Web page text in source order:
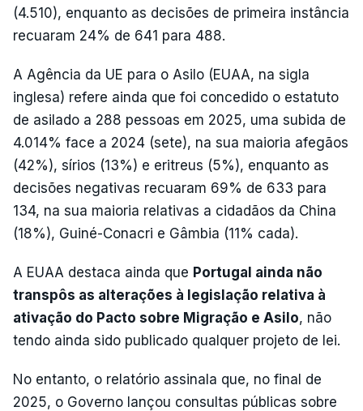
(4.510), enquanto as decisões de primeira instância
recuaram 24% de 641 para 488.
A Agência da UE para o Asilo (EUAA, na sigla
inglesa) refere ainda que foi concedido o estatuto
de asilado a 288 pessoas em 2025, uma subida de
4.014% face a 2024 (sete), na sua maioria afegãos
(42%), sírios (13%) e eritreus (5%), enquanto as
decisões negativas recuaram 69% de 633 para
134, na sua maioria relativas a cidadãos da China
(18%), Guiné-Conacri e Gâmbia (11% cada).
A EUAA destaca ainda que Portugal ainda não
transpôs as alterações à legislação relativa à
ativação do Pacto sobre Migração e Asilo, não
tendo ainda sido publicado qualquer projeto de lei.
No entanto, o relatório assinala que, no final de
2025, o Governo lançou consultas públicas sobre